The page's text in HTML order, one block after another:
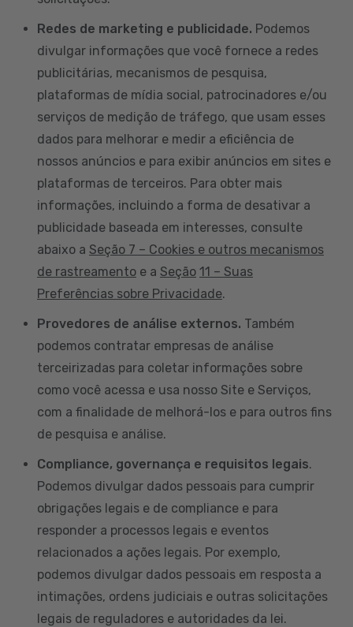
Redes de marketing e publicidade. Podemos
divulgar informações que você fornece a redes
publicitárias, mecanismos de pesquisa,
plataformas de mídia social, patrocinadores e/ou
serviços de medição de tráfego, que usam esses
dados para melhorar e medir a eficiência de
nossos anúncios e para exibir anúncios em sites e
plataformas de terceiros. Para obter mais
informações, incluindo a forma de desativar a
publicidade baseada em interesses, consulte
abaixo a Seção 7 – Cookies e outros mecanismos
de rastreamento e a Seção 11 – Suas
Preferências sobre Privacidade.
Provedores de análise externos. Também
podemos contratar empresas de análise
terceirizadas para coletar informações sobre
como você acessa e usa nosso Site e Serviços,
com a finalidade de melhorá-los e para outros fins
de pesquisa e análise.
Compliance, governança e requisitos legais.
Podemos divulgar dados pessoais para cumprir
obrigações legais e de compliance e para
responder a processos legais e eventos
relacionados a ações legais. Por exemplo,
podemos divulgar dados pessoais em resposta a
intimações, ordens judiciais e outras solicitações
legais de reguladores e autoridades da lei.